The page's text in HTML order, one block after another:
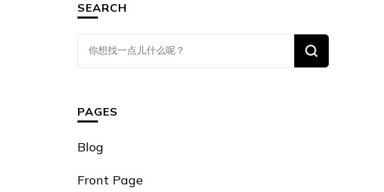
SEARCH
什
西
吗?
PAGES
Blog
Front Page